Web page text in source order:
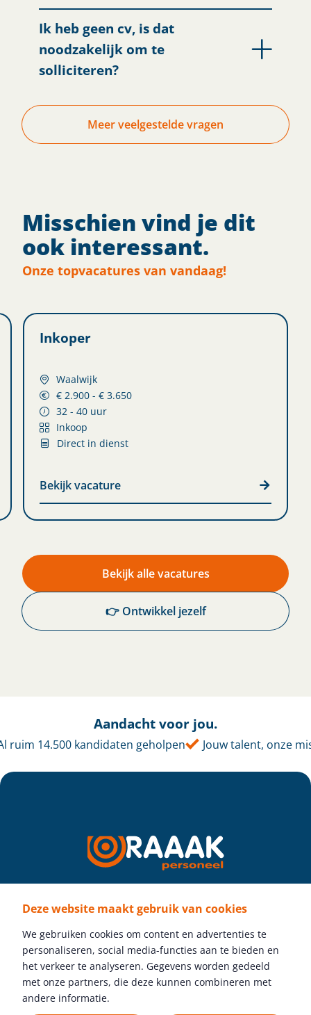
Deze website maakt gebruik van cookies
We gebruiken cookies om content en advertenties te
personaliseren, social media-functies aan te bieden en
het verkeer te analyseren. Gegevens worden gedeeld
met onze partners, die deze kunnen combineren met
andere informatie.
Ik heb geen cv, is dat
noodzakelijk om te
solliciteren?
Meer veelgestelde vragen
Misschien vind je dit
ook interessant.
Onze topvacatures van vandaag!
Inkoper
Waalwijk
€ 2.900 - € 3.650
32 - 40 uur
Inkoop
Direct in dienst
Bekijk vacature
Bekijk alle vacatures
👉 Ontwikkel jezelf
Aandacht voor jou.
14.500 kandidaten geholpen Jouw talent, onze
Volg ons
Gratis vacature plaatsen